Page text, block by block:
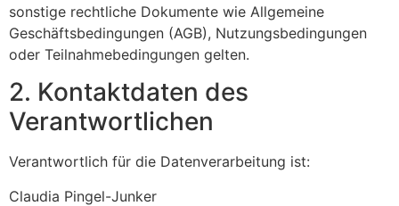
sonstige rechtliche Dokumente wie Allgemeine
Geschäftsbedingungen (AGB), Nutzungsbedingungen
oder Teilnahmebedingungen gelten.
2. Kontaktdaten des
Verantwortlichen
Verantwortlich für die Datenverarbeitung ist:
Claudia Pingel-Junker